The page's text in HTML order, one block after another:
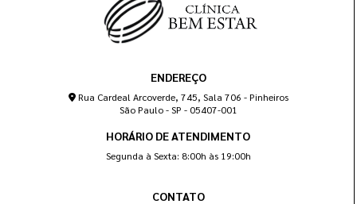
ENDEREÇO
Rua Cardeal Arcoverde, 745, Sala 706 - Pinheiros
São Paulo - SP - 05407-001
HORÁRIO DE ATENDIMENTO
Segunda à Sexta: 8:00h às 19:00h
CONTATO